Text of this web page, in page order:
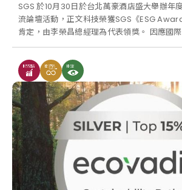
SGS 於10月30日於台北萬豪酒店盛大舉辦年
流論壇活動，正文科技榮獲SGS《ESG
肯定，由李榮昌總經理為代表領獎。 因應國際永續發展趨勢，正
文集團自2014年起致力遵循《責任商業聯盟
際勞動組織公約》、《聯合國世界人權宣言》
約》等各項國際公約與當地法規，建立《責
則》管理系統，制定勞工、道德、環境及供
定量化目標，並致力推行準則至下一級供應
循。 正文所有生產據點均設置 RBA 推行委員會，推行RBA培訓、
召開管理審查會議、評估 RBA 管理系統風險
及內部稽核等作業；每兩年進行RBA 稽核或
2023 年台灣總部、正鵬（昆山）廠與越南正
驗證，分別取得白金級認證、黃金級認證及銀級認證
委員會正式成立，積極推動永續發展策略與
正式成立永續發展委員會，為董事會下設之